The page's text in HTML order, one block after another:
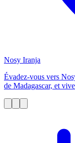
Nosy Iranja
Évadez-vous vers
de Madagascar, et